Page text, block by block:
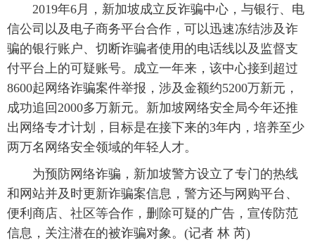
2019年6月，新加坡成立反诈骗中心，与银行、电
信公司以及电子商务平台合作，可以迅速冻结涉及诈
骗的银行账户、切断诈骗者使用的电话线以及监督支
付平台上的可疑账号。成立一年来，该中心接到超过
8600起网络诈骗案件举报，涉及金额约5200万新元，
成功追回2000多万新元。新加坡网络安全局今年还推
出网络专才计划，目标是在接下来的3年内，培养至少
两万名网络安全领域的年轻人才。
为预防网络诈骗，新加坡警方设立了专门的热线
和网站并及时更新诈骗案信息，警方还与网购平台、
便利商店、社区等合作，删除可疑的广告，宣传防范
信息，关注潜在的被诈骗对象。(记者 林 芮)